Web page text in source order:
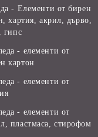
- Eлементи от бирен
хартия, акрил, дърво,
гипс
- елементи от
картон
- елементи от
- елементи от
пластмаса, стирофом